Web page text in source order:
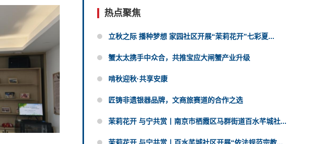
热点聚焦
立秋之际 播种梦想 家园社区开展“茉莉花开”七彩夏...
蟹太太携手中众合，共推宝应大闸蟹产业升级
啃秋迎秋·共享安康
匠铸非遗银器品牌，文商旅赛道的合作之选
茉莉花开 与宁共赏丨南京市栖霞区马群街道百水芊城社...